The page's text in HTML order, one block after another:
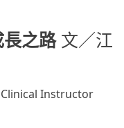
之路文／江
Instructor